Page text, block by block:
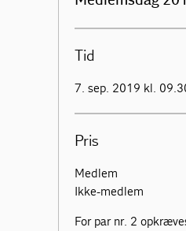
Tid
7. sep. 2019 kl.
Pris
Medlem
Ikke-medlem
For par nr. 2